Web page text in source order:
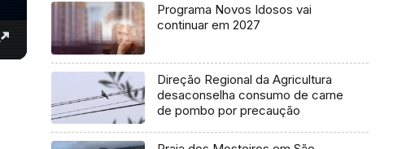
Programa Novos Idosos vai
continuar em 2027
Direção Regional da Agricultura
desaconselha consumo de carne
de pombo por precaução